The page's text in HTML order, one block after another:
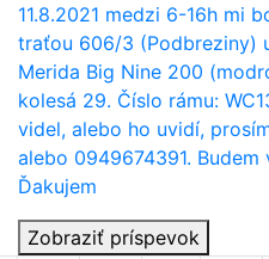
11.8.2021 medzi 6-16h mi
traťou 606/3 (Podbreziny)
Merida Big Nine 200
kolesá 29. Číslo rámu:
videl, alebo ho uvidí,
alebo 0949674391.
Ďakujem
Zobraziť príspevok